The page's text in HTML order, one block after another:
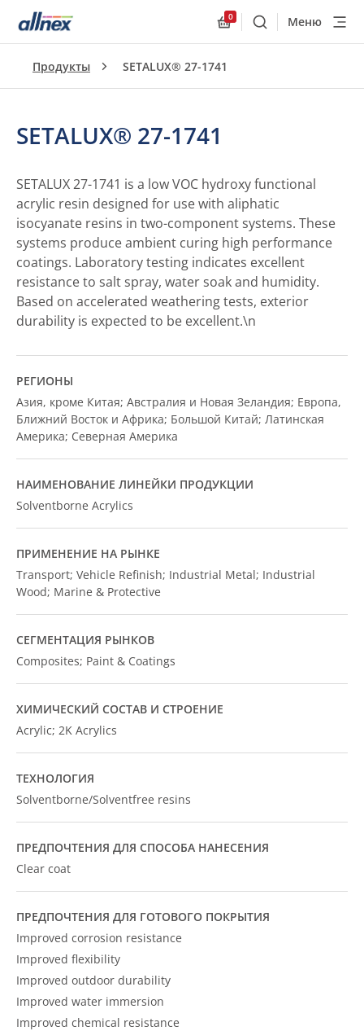
0
ПоискМеню
Продукты SETALUX® 27-1741
SETALUX® 27-1741
SETALUX 27-1741 is a low VOC hydroxy functional
acrylic resin designed for use with aliphatic
isocyanate resins in two-component systems. These
systems produce ambient curing high performance
coatings. Laboratory testing indicates excellent
resistance to salt spray, water soak and humidity.
Based on accelerated weathering tests, exterior
durability is expected to be excellent.\n
РЕГИОНЫ
Азия, кроме Китая; Австралия и Новая Зеландия; Европа,
Ближний Восток и Африка; Большой Китай; Латинская
Америка; Северная Америка
НАИМЕНОВАНИЕ ЛИНЕЙКИ ПРОДУКЦИИ
Solventborne Acrylics
ПРИМЕНЕНИЕ НА РЫНКЕ
Transport; Vehicle Refinish; Industrial Metal; Industrial
Wood; Marine & Protective
СЕГМЕНТАЦИЯ РЫНКОВ
Composites; Paint & Coatings
ХИМИЧЕСКИЙ СОСТАВ И СТРОЕНИЕ
Acrylic; 2K Acrylics
ТЕХНОЛОГИЯ
Solventborne/Solventfree resins
ПРЕДПОЧТЕНИЯ ДЛЯ СПОСОБА НАНЕСЕНИЯ
Clear coat
ПРЕДПОЧТЕНИЯ ДЛЯ ГОТОВОГО ПОКРЫТИЯ
Improved corrosion resistance
Improved flexibility
Improved outdoor durability
Improved water immersion
Improved chemical resistance